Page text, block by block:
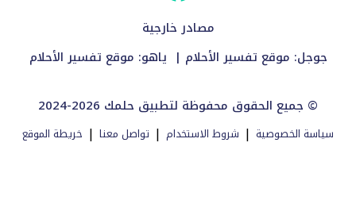
مصادر خارجية
جوجل: موقع تفسير الأحلام | ياهو: موقع تفسير الأحلام
2024-2026 جميع الحقوق محفوظة لتطبيق حلمك ©
سياسة الخصوصية | شروط الاستخدام | تواصل معنا | خريطة الموقع